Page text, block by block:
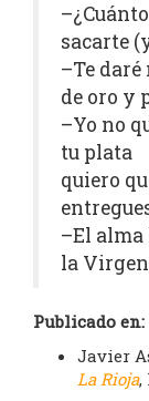
sacarte
–Te
de oro y
–Yo no
tu plata
quiero
–El
la
Publicado en:
Javier
La Rioja,